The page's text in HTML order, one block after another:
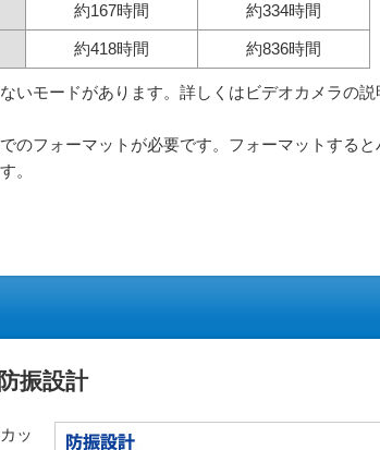
約167時間 約334時間
約418時間 約836時間
いモードがあります。詳しくはビデオカメラの説
のフォーマットが必要です。フォーマットすると
。
振設計
ッ